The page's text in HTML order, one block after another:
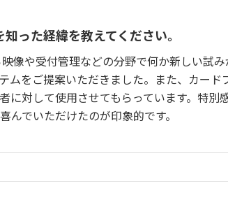
った経緯を教えてください。
像や受付管理などの分野で何か新しい試
ムをご提案いただきました。また、カー
に対して使用させてもらっています。特別
んでいただけたのが印象的です。